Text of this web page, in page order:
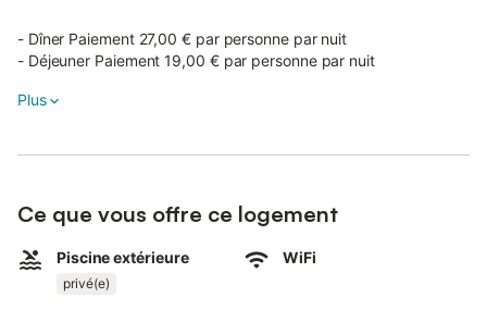
- Dîner Paiement 27,00 € par personne par nuit
- Déjeuner Paiement 19,00 € par personne par nuit
Plus
Ce que vous offre ce logement
Piscine extérieure
privé(e)
WiFi